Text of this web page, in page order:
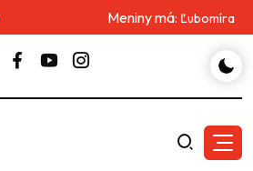
Meniny má: Ľubomíra